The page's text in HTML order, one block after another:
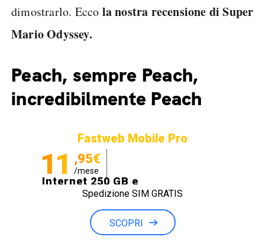
dimostrarlo. Ecco la nostra recensione di Super
Mario Odyssey.
Peach, sempre Peach,
incredibilmente Peach
Fastweb Mobile Pro
11 ,95€
/mese
Internet 250 GB e
Minuti illimitati
Spedizione SIM GRATIS
SCOPRI